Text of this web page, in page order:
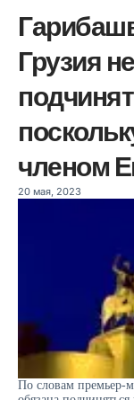
Грузия
членом
20 мая, 2023
По словам премьер-